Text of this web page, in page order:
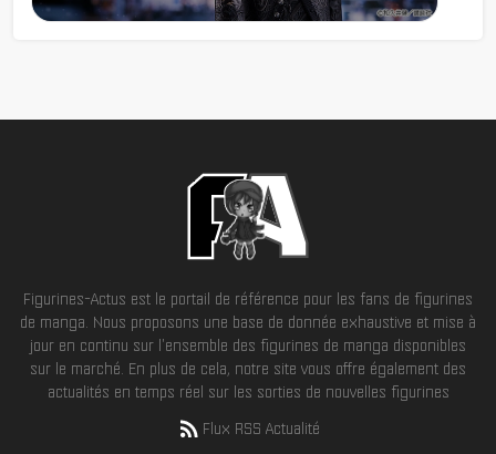
Figurines-Actus est le portail de référence pour les fans de figurines
de manga. Nous proposons une base de donnée exhaustive et mise à
jour en continu sur l'ensemble des figurines de manga disponibles
sur le marché. En plus de cela, notre site vous offre également des
actualités en temps réel sur les sorties de nouvelles figurines
Flux RSS Actualité